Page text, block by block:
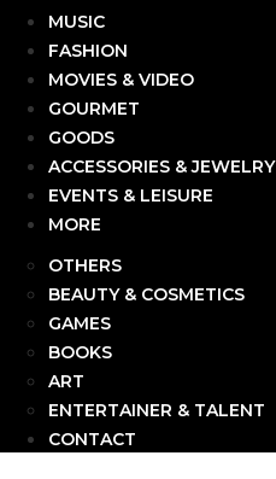
MUSIC
FASHION
MOVIES & VIDEO
GOURMET
GOODS
ACCESSORIES & JEWELRY
EVENTS & LEISURE
MORE
OTHERS
BEAUTY & COSMETICS
GAMES
BOOKS
ART
ENTERTAINER & TALENT
CONTACT